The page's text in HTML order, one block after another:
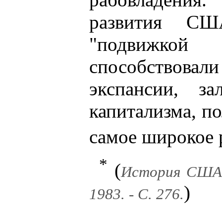
развития
экспансии,
капитализма,
самое широкое
* (История
1983. - С. 276.)